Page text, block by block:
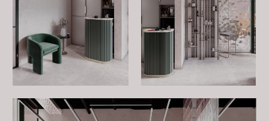
В студии также предусмотрена специальная зона для
контента, где мастера могут фотографировать свои
работы. Эта зона оборудована фоном и хорошим
освещением, что позволяет создавать качественные
фотографии для социальных сетей и портфолио.
Мы позаботились о том, чтобы пространство было
Работая над студией «Луна», мы постарались сделать
её не только удобной и красивой, но и особенной.